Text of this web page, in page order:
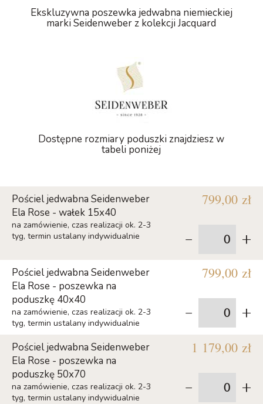
Ekskluzywna poszewka jedwabna niemieckiej
marki Seidenweber z kolekcji Jacquard
Dostępne rozmiary poduszki znajdziesz w
tabeli poniżej
Pościel jedwabna Seidenweber
Ela Rose - wałek 15x40
na zamówienie, czas realizacji ok. 2-3
tyg, termin ustalany indywidualnie
799,00 zł
- +
Pościel jedwabna Seidenweber
Ela Rose - poszewka na
poduszkę 40x40
na zamówienie, czas realizacji ok. 2-3
tyg, termin ustalany indywidualnie
799,00 zł
- +
Pościel jedwabna Seidenweber
Ela Rose - poszewka na
poduszkę 50x70
na zamówienie, czas realizacji ok. 2-3
tyg, termin ustalany indywidualnie
1 179,00 zł
- +